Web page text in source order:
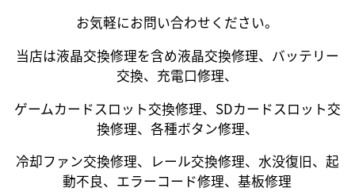
お気軽にお問い合わせください。
当店は液晶交換修理を含め液晶交換修理、バッテリー
交換、充電口修理、
ゲームカードスロット交換修理、SDカードスロット交
換修理、各種ボタン修理、
冷却ファン交換修理、レール交換修理、水没復旧、起
動不良、エラーコード修理、基板修理